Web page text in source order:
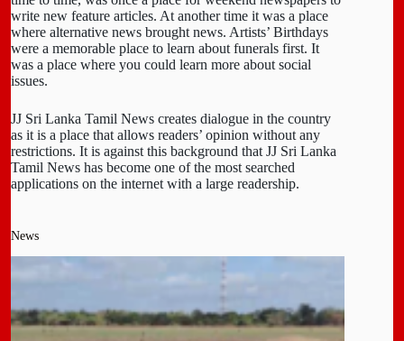
write new feature articles. At another time it was a place
where alternative news brought news. Artists’ Birthdays
were a memorable place to learn about funerals first. It
was a place where you could learn more about social
issues.
JJ Sri Lanka Tamil News creates dialogue in the country
as it is a place that allows readers’ opinion without any
restrictions. It is against this background that JJ Sri Lanka
Tamil News has become one of the most searched
applications on the internet with a large readership.
News